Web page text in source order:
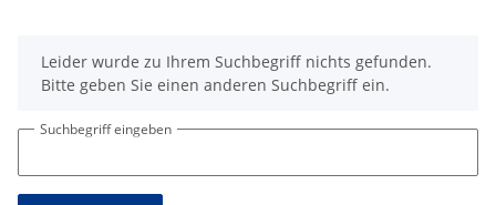
xLeider wurde zu Ihrem Suchbegriff nichts gefunden.
Bitte geben Sie einen anderen Suchbegriff ein.
Suchbegriff eingeben